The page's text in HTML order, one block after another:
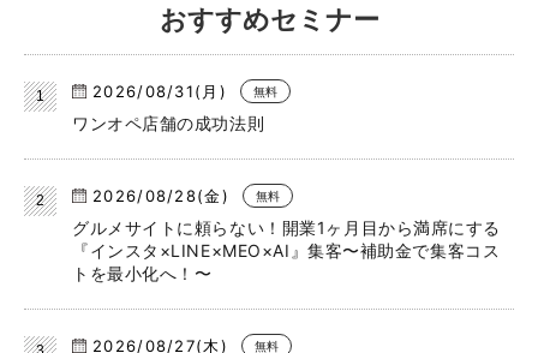
おすすめセミナー
2026/08/31(月) 無料
ワンオペ店舗の成功法則
2026/08/28(金) 無料
グルメサイトに頼らない！開業1ヶ月目から満席にする
『インスタ×LINE×MEO×AI』集客〜補助金で集客コス
トを最小化へ！〜
2026/08/27(木) 無料